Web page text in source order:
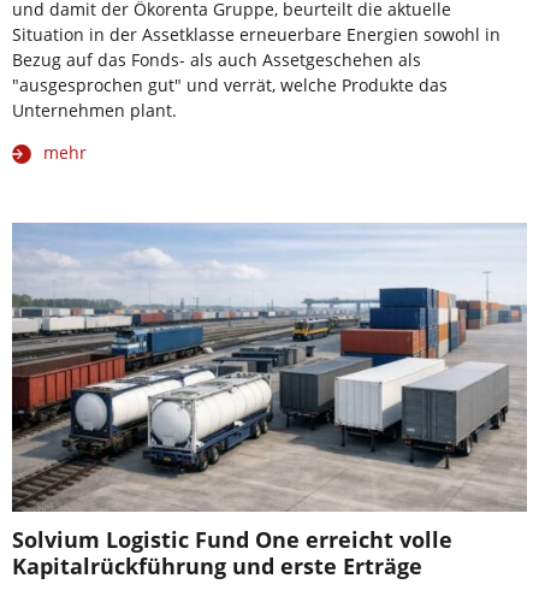
und damit der Ökorenta Gruppe, beurteilt die aktuelle
Situation in der Assetklasse erneuerbare Energien sowohl in
Bezug auf das Fonds- als auch Assetgeschehen als
"ausgesprochen gut" und verrät, welche Produkte das
Unternehmen plant.
mehr
Solvium Logistic Fund One erreicht volle
Kapitalrückführung und erste Erträge